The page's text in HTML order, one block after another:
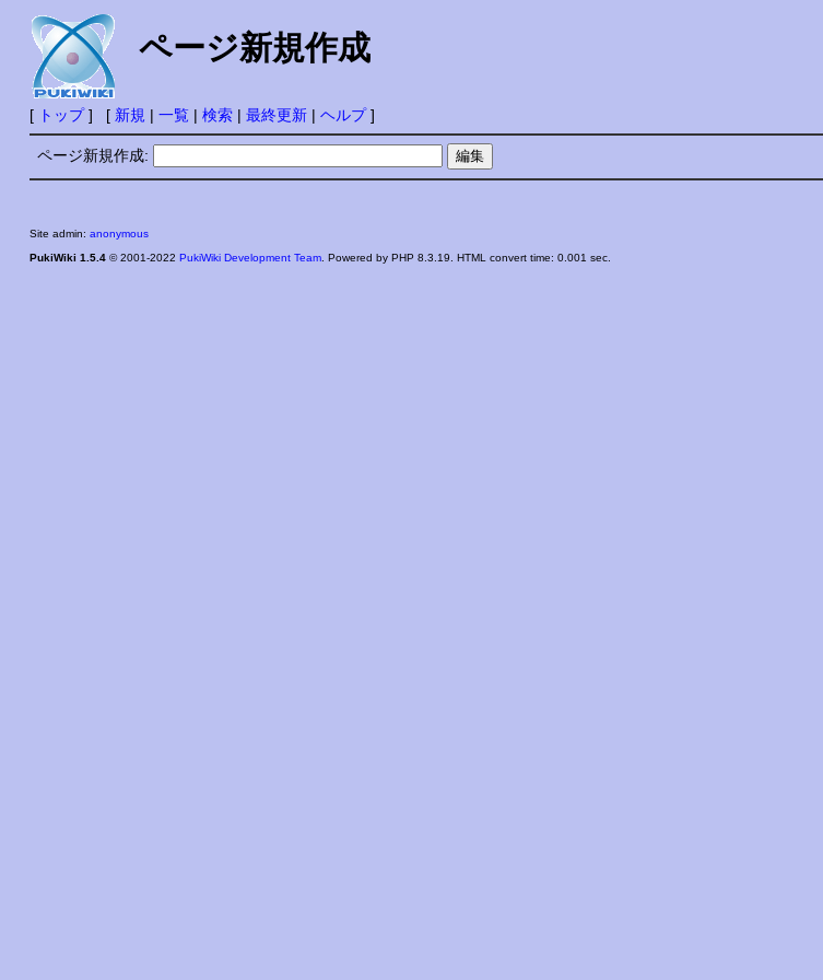
ページ新規作成
[ トップ] [ 新規 | 一覧| 検索| 最終更新| ヘルプ]
ページ新規作成:
Site admin: anonymous
PukiWiki 1.5.4© 2001-2022 PukiWiki Development Team. Powered by PHP 8.3.19. HTML convert time: 0.001 sec.